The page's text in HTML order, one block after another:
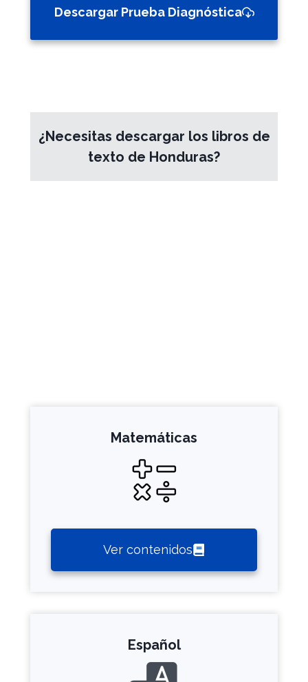
Descargar Prueba Diagnóstica
¿Necesitas descargar los libros de
texto de Honduras?
Matemáticas
Ver contenidos
Español